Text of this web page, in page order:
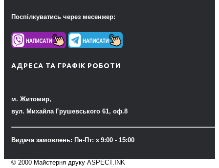
Поспілкуватись через месенжер:
АДРЕСА ТА ГРАФІК РОБОТИ
м. Житомир,
вул. Михайла Грушевського 61, оф.8
Видача замовлень: Пн-Пт: з 9:00 - 15:00
© 2000 Майстерня друку ASPECT.INK